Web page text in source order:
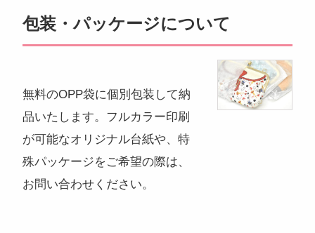
包装・パッケージについて
無料のOPP袋に個別包装して納
品いたします。フルカラー印刷
が可能なオリジナル台紙や、特
殊パッケージをご希望の際は、
お問い合わせください。